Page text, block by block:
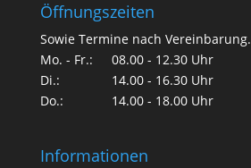
Öffnungszeiten
Sowie Termine nach Vereinbarung.
Mo. - Fr.:
08.00 - 12.30 Uhr
Di.:
14.00 - 16.30 Uhr
Do.:
14.00 - 18.00 Uhr
Informationen